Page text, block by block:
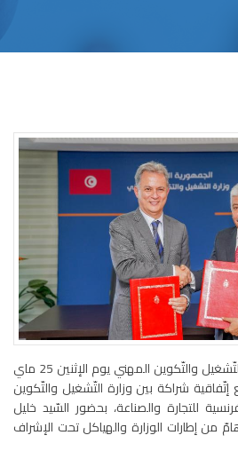
أشرف السيّد رياض شوّد وزير التّشغيل والتّكوين المهني يوم الإثنين 25 ماي
إتّفاقية شراكة بين وزارة التّشغيل والتّكوين
للتجارة والصناعة، بحضور السّيد خليل
من إطارات الوزارة والهياكل تحت الإشراف